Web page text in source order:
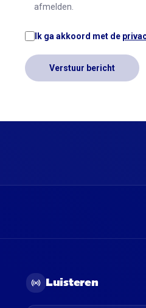
afmelden.
Ik ga akkoord met de
Verstuur bericht
Luisteren